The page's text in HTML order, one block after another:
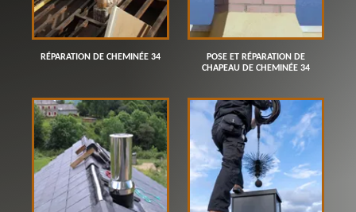
RÉPARATION DE CHEMINÉE 34
POSE ET RÉPARATION DE
CHAPEAU DE CHEMINÉE 34